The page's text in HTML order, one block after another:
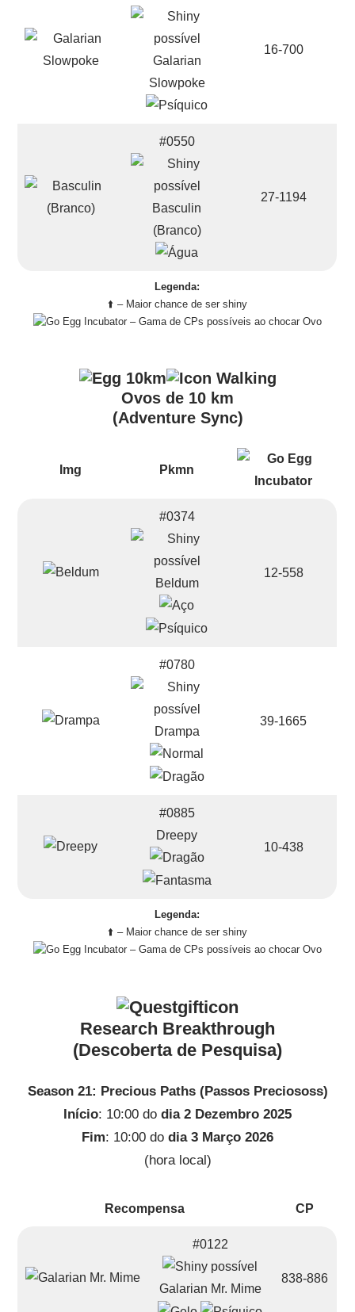
Galarian
Slowpoke
16-700
#0550
Basculin
(Branco)
27-1194
Legenda:
⬆️ – Maior chance de ser shiny
– Gama de CPs possíveis ao chocar Ovo
Ovos de 10 km
(Adventure Sync)
Img Pkmn
#0374
Beldum
12-558
#0780
Drampa
39-1665
#0885
Dreepy
10-438
Legenda:
⬆️ – Maior chance de ser shiny
– Gama de CPs possíveis ao chocar Ovo
Research Breakthrough
(Descoberta de Pesquisa)
Season 21: Precious Paths (Passos Preciososs)
Início: 10:00 do dia 2 Dezembro 2025
Fim: 10:00 do dia 3 Março 2026
(hora local)
Recompensa CP
#0122
Galarian Mr. Mime
838-886